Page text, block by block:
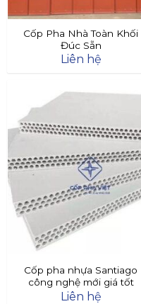
Cốp Pha Nhà Toàn Khối
Đúc Sẵn
Liên hệ
Cốp pha nhựa Santiago
công nghệ mới giá tốt
Liên hệ